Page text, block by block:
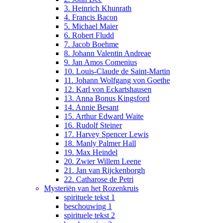
3. Heinrich Khunrath
4. Francis Bacon
5. Michael Maier
6. Robert Fludd
7. Jacob Boehme
8. Johann Valentin Andreae
9. Jan Amos Comenius
10. Louis-Claude de Saint-Martin
11. Johann Wolfgang von Goethe
12. Karl von Eckartshausen
13. Anna Bonus Kingsford
14. Annie Besant
15. Arthur Edward Waite
16. Rudolf Steiner
17. Harvey Spencer Lewis
18. Manly Palmer Hall
19. Max Heindel
20. Zwier Willem Leene
21. Jan van Rijckenborgh
22. Catharose de Petri
Mysteriën van het Rozenkruis
spirituele tekst 1
beschouwing 1
spirituele tekst 2